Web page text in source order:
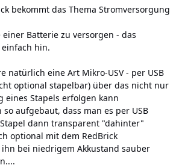
bekommt das Thema Stromversorgung
einer Batterie zu versorgen - das
hin.
natürlich eine Art Mikro-USV - per USB
optional stapelbar) über das nicht nur
eines Stapels erfolgen kann
aufgebaut, dass man es per USB
dann transparent "dahinter"
optional mit dem RedBrick
bei niedrigem Akkustand sauber